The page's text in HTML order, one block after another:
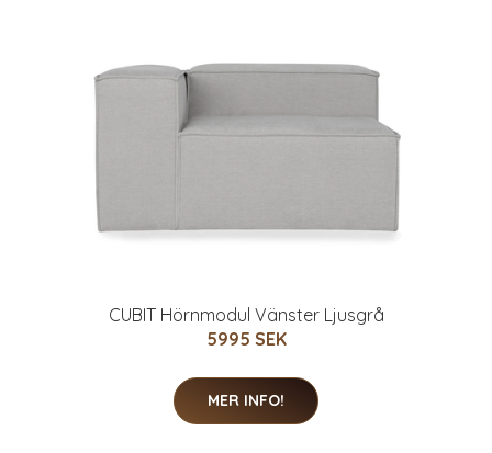
CUBIT Hörnmodul Vänster Ljusgrå
5995 SEK
MER INFO!